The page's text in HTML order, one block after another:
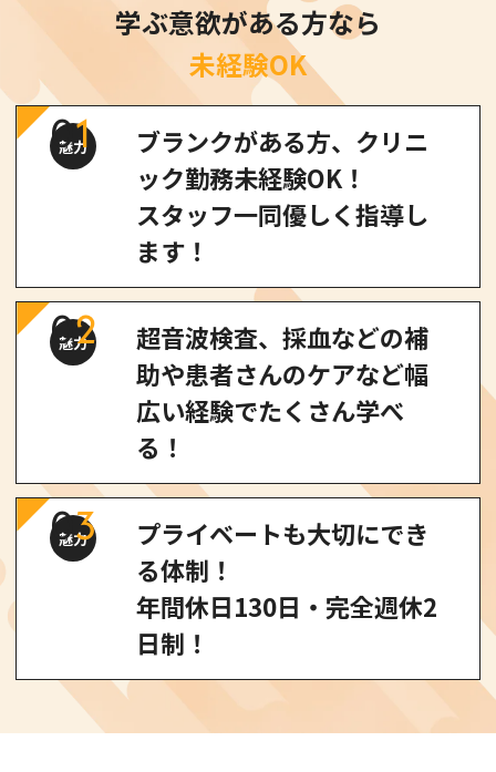
学ぶ意欲がある方なら
未経験OK
魅力
01
ブランクがある方、クリニ
ック勤務未経験OK！
スタッフ一同優しく指導し
ます！
魅力
02
超音波検査、採血などの補
助や患者さんのケアなど幅
広い経験でたくさん学べ
る！
魅力
03
プライベートも大切にでき
る体制！
年間休日130日・完全週休2
日制！